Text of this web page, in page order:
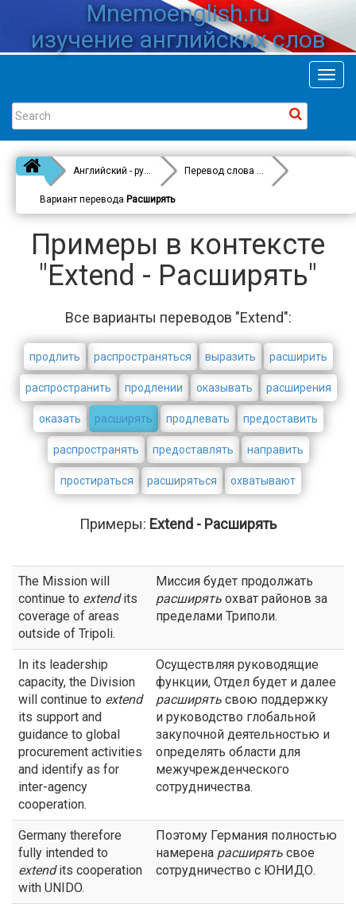
Mnemoenglish.ru
изучение английских слов
Английский - русский Перевод слова
Extend
Вариант перевода Расширять
Примеры в контексте
"Extend - Расширять"
Все варианты переводов "Extend":
продлить распространяться выразить расширить
распространить продлении оказывать расширения
оказать расширять продлевать предоставить
распространять предоставлять направить
простираться расширяться охватывают
Примеры: Extend - Расширять
The Mission will
continue to extendits
coverage of areas
outside of Tripoli.
Миссия будет продолжать
расширять охват районов за
пределами Триполи.
In its leadership
capacity, the Division
will continue to extend
its support and
guidance to global
procurement activities
and identify as for
inter-agency
cooperation.
Осуществляя руководящие
функции, Отдел будет и далее
расширять свою поддержку
и руководство глобальной
закупочной деятельностью и
определять области для
межучрежденческого
сотрудничества.
Germany therefore
fully intended to
extendits cooperation
with UNIDO.
Поэтому Германия полностью
намерена расширять свое
сотрудничество с ЮНИДО.